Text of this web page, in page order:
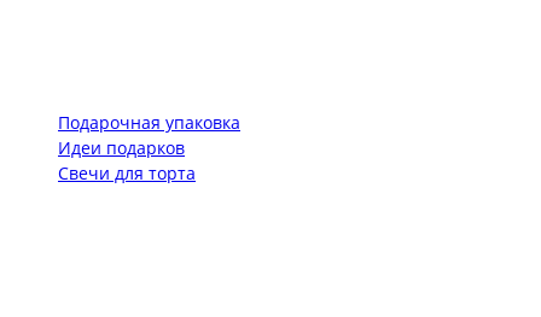
Подарочная упаковка
Идеи подарков
Свечи для торта